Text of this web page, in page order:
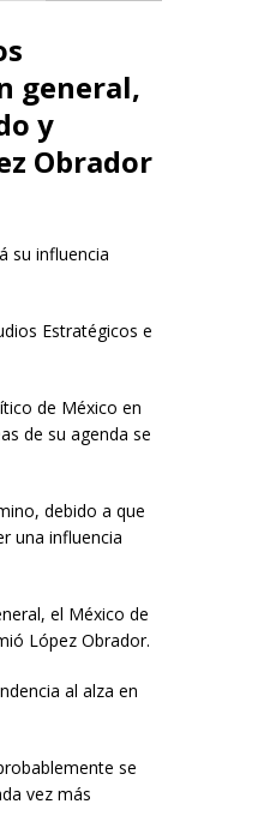
general,
y
Obrador
su influencia
Estratégicos e
de México en
de su agenda se
debido a que
una influencia
el México de
López Obrador.
al alza en
se
vez más